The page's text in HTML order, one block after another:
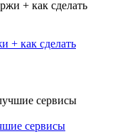
+ как сделать
сервисы